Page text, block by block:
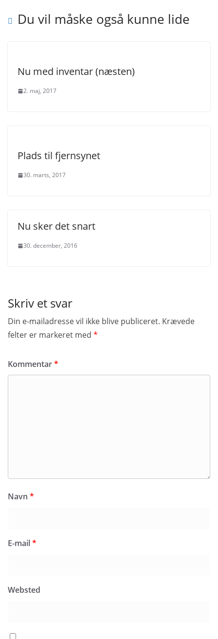
Du vil måske også kunne lide
Nu med inventar (næsten)
2. maj, 2017
Plads til fjernsynet
30. marts, 2017
Nu sker det snart
30. december, 2016
Skriv et svar
Din e-mailadresse vil ikke blive publiceret. Krævede
felter er markeret med *
Kommentar*
Navn *
E-mail*
Websted